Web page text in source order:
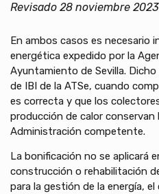
Revisado 28 noviembre 2023
En ambos casos es necesario
energética expedido por la
Ayuntamiento de Sevilla.
de IBI de la ATSe, cuando
es correcta y que los
producción de calor conservan
Administración competente.
La bonificación no se aplicará
construcción o rehabilitación
para la gestión de la energía,